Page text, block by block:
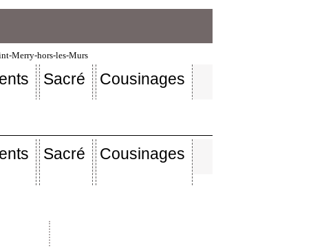
Merry-hors-les-Murs
Sacré Cousinages
Sacré Cousinages